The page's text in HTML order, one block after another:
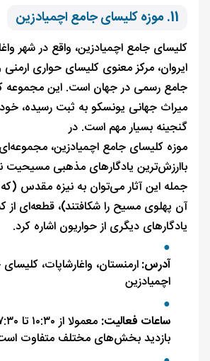
11. موزه کلیسای جامع اچمیادزین
کلیسای جامع اچمیادزین، واقع در شهر
ایروان، مرکز معنوی کلیسای حواری
جامع رسمی در جهان است. این مجموعه
میراث جهانی یونسکو به ثبت رسیده،
گنجینه بسیار مهم است. در
موزه کلیسای جامع اچمیادزین،
باارزش‌ترین یادگارهای مذهبی مسیحیت
جمله این آثار می‌توان به نیزه مقدس
آن پهلوی مسیح را شکافتند)، قطعه‌ای
یادگارهای دیگری از حواریون اشاره کرد.
آدرس:ارمنستان، واغارشاپات،
اچمیادزین
ساعات فعالیت:
بازدید بخش‌های مختلف متفاوت